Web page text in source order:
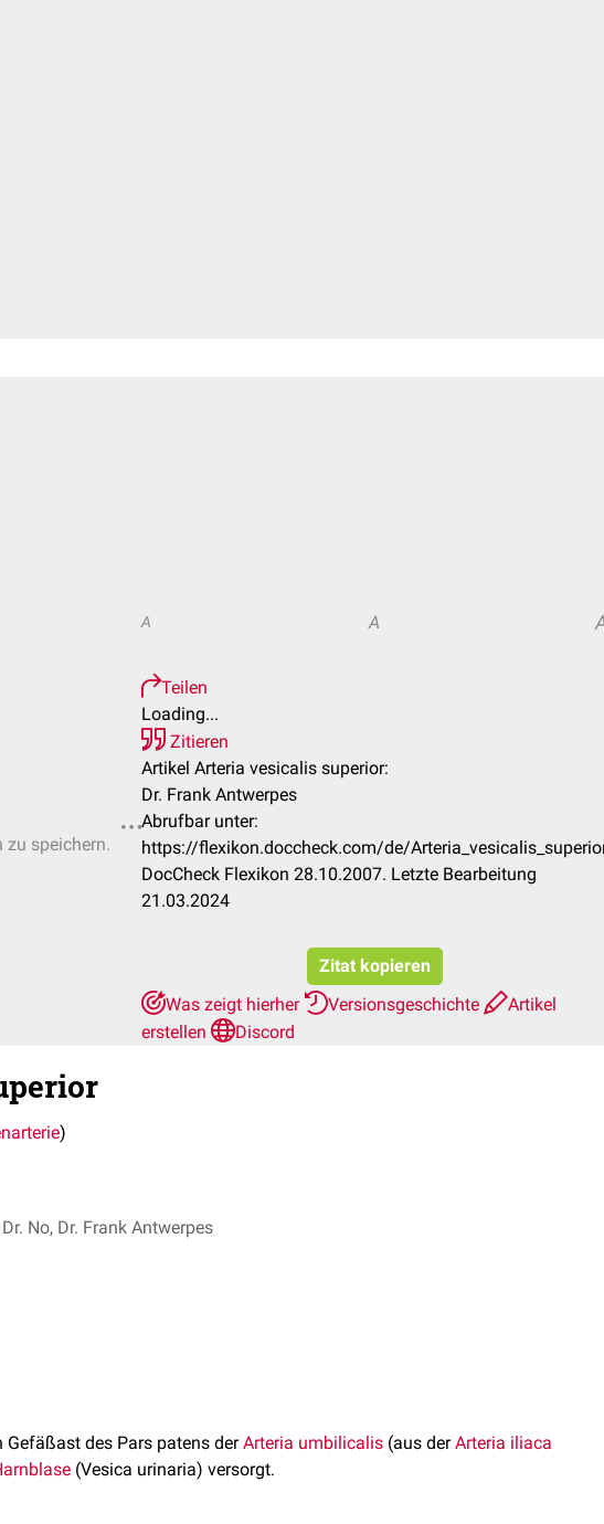
zu speichern.
A A
Teilen
Loading...
Zitieren
Artikel Arteria vesicalis superior:
Dr. Frank Antwerpes
Abrufbar unter:
https://flexikon.doccheck.com/de/
DocCheck Flexikon 28.10.2007. Letzte Bearbeitung
21.03.2024
Zitat kopieren
Was zeigt hierher
Versionsgeschichte
Artikel
erstellen
Discord
)
Dr. No, Dr. Frank Antwerpes
Gefäßast des Pars patens derArteria umbilicalis (aus derArteria iliaca
(Vesica urinaria) versorgt.